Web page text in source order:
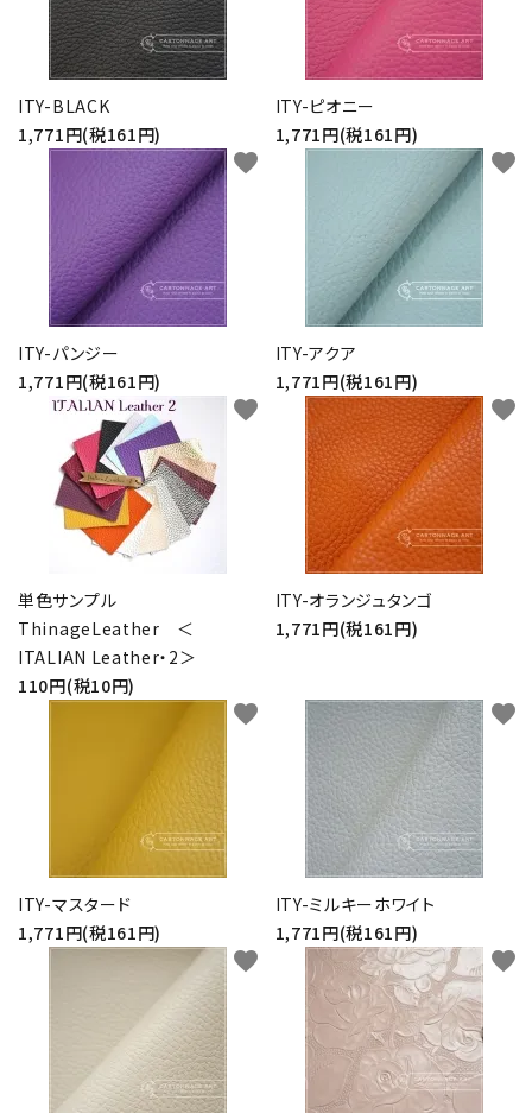
ITY-BLACK
1,771円(税161円)
ITY-ピオニー
1,771円(税161円)
ITY-パンジー
1,771円(税161円)
favorite
ITY-アクア
1,771円(税161円)
favorite
単色サンプル
ThinageLeather ＜
ITALIAN Leather・2＞
110円(税10円)
favorite
ITY-オランジュタンゴ
1,771円(税161円)
favorite
ITY-マスタード
1,771円(税161円)
favorite
ITY-ミルキーホワイト
1,771円(税161円)
favorite
favorite favorite